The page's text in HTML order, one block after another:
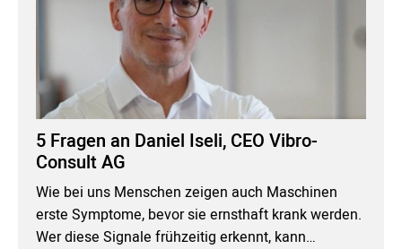
5 Fragen an Daniel Iseli, CEO Vibro-
Consult AG
Wie bei uns Menschen zeigen auch Maschinen
erste Symptome, bevor sie ernsthaft krank werden.
Wer diese Signale frühzeitig erkennt, kann…